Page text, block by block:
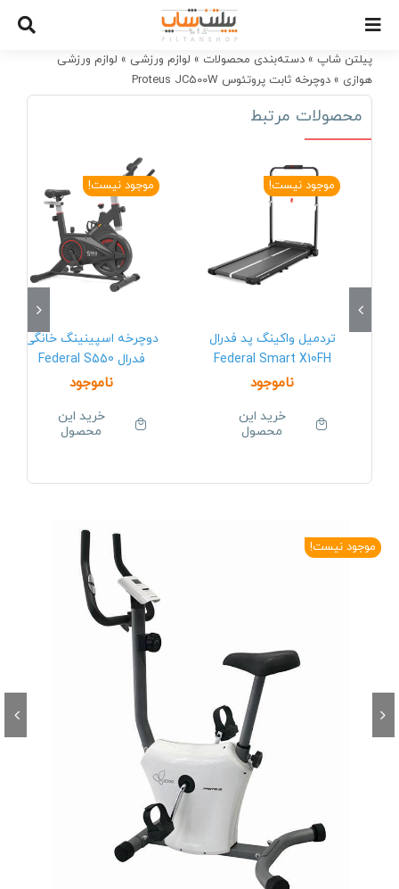
contentپیلتن شاپ » دسته‌بندی محصولات » لوازم ورزشی » لوازم ورزشی
هوازی » دوچرخه ثابت پروتئوس Proteus JC500W
محصولات مرتبط
موجود نیست!
تردمیل واکینگ پد فدرال
Federal Smart X10FH
ناموجود
خرید این
محصول
موجود نیست!
دوچرخه اسپینینگ خانگی
فدرال Federal S550
ناموجود
خرید این
محصول
موجود نیست!